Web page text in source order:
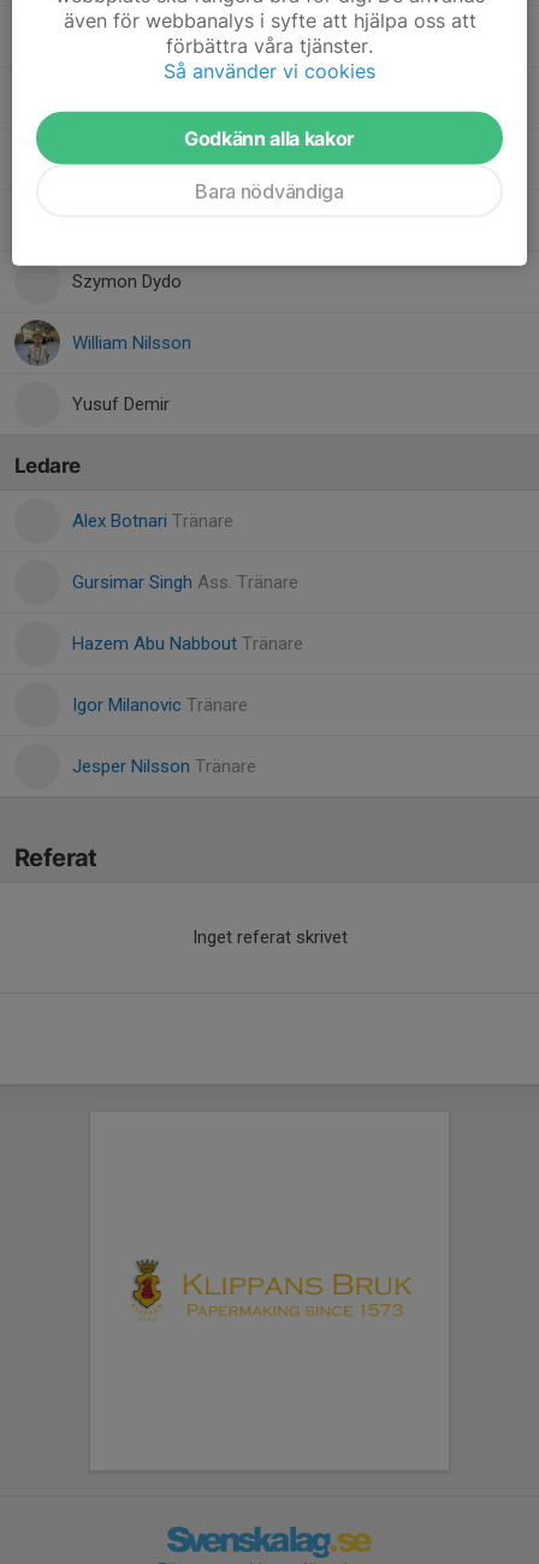
Mikael Moumne
Ratmir Zaharovs
Szymon Dydo
William Nilsson
Yusuf Demir
Ledare
Alex Botnari Tränare
Gursimar Singh Ass. Tränare
Hazem Abu Nabbout Tränare
Igor Milanovic Tränare
Jesper Nilsson Tränare
Referat
Inget referat skrivet
även för webbanalys i syfte att hjälpa oss att
förbättra våra tjänster.
Så använder vi cookies
Godkänn alla kakor
Bara nödvändiga